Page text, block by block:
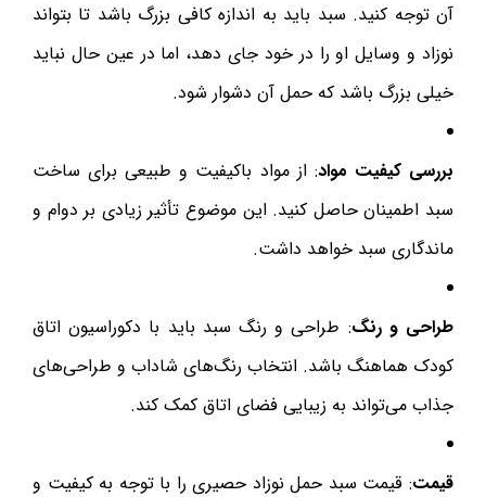
آن توجه کنید. سبد باید به اندازه کافی بزرگ باشد تا بتواند
نوزاد و وسایل او را در خود جای دهد، اما در عین حال نباید
خیلی بزرگ باشد که حمل آن دشوار شود.
بررسی کیفیت مواد: از مواد باکیفیت و طبیعی برای ساخت
سبد اطمینان حاصل کنید. این موضوع تأثیر زیادی بر دوام و
ماندگاری سبد خواهد داشت.
طراحی و رنگ: طراحی و رنگ سبد باید با دکوراسیون اتاق
کودک هماهنگ باشد. انتخاب رنگ‌های شاداب و طراحی‌های
جذاب می‌تواند به زیبایی فضای اتاق کمک کند.
قیمت: قیمت سبد حمل نوزاد حصیری را با توجه به کیفیت و